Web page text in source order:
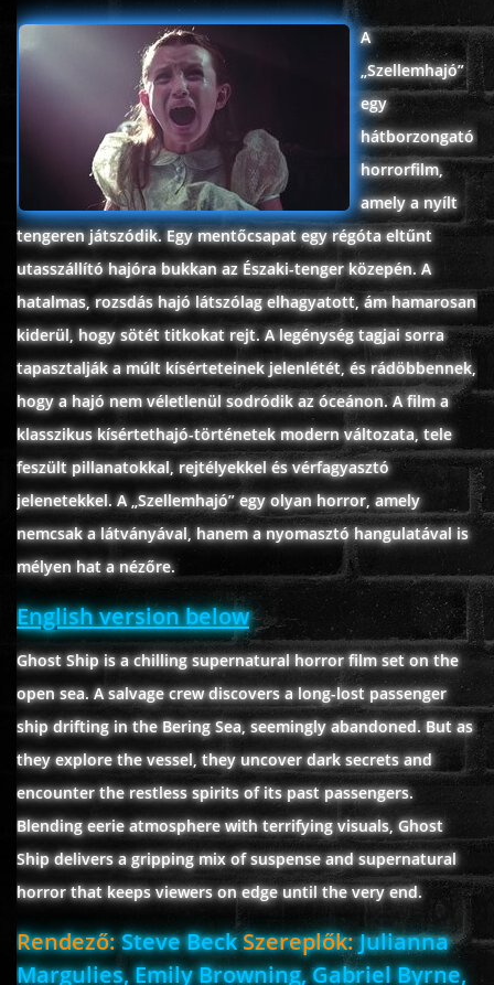
ÉLŐ ADÁSOK (LIVE)
KARÁCSONYI FILMEK
PC-GAME
www.onlinefilmvilag2.eu,Copyright © 2017-2026 Az oldal nem tárol
semmilyen jogsértő tartalmat. Minden adat külső forrásból származik |
Frissítve: 2026.07.27
A
„Szellemhajó”
egy
hátborzongató
horrorfilm,
amely a nyílt
tengeren játszódik. Egy mentőcsapat egy régóta eltűnt
utasszállító hajóra bukkan az Északi-tenger közepén. A
hatalmas, rozsdás hajó látszólag elhagyatott, ám hamarosan
kiderül, hogy sötét titkokat rejt. A legénység tagjai sorra
tapasztalják a múlt kísérteteinek jelenlétét, és rádöbbennek,
hogy a hajó nem véletlenül sodródik az óceánon. A film a
klasszikus kísértethajó-történetek modern változata, tele
feszült pillanatokkal, rejtélyekkel és vérfagyasztó
jelenetekkel. A „Szellemhajó” egy olyan horror, amely
nemcsak a látványával, hanem a nyomasztó hangulatával is
mélyen hat a nézőre.
English version below
Ghost Ship is a chilling supernatural horror film set on the
open sea. A salvage crew discovers a long-lost passenger
ship drifting in the Bering Sea, seemingly abandoned. But as
they explore the vessel, they uncover dark secrets and
encounter the restless spirits of its past passengers.
Blending eerie atmosphere with terrifying visuals, Ghost
Ship delivers a gripping mix of suspense and supernatural
horror that keeps viewers on edge until the very end.
Rendező:Steve BeckSzereplők:Julianna
Margulies, Emily Browning, Gabriel Byrne,